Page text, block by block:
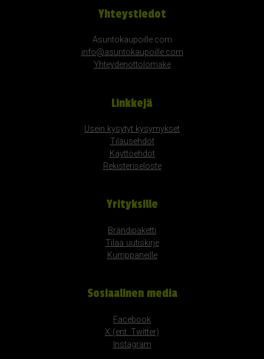
Yhteystiedot
Asuntokaupoille.com
info@asuntokaupoille.com
Yhteydenottolomake
Linkkejä
Usein kysytyt kysymykset
Tilausehdot
Käyttöehdot
Rekisteriseloste
Yrityksille
Brändipaketti
Tilaa uutiskirje
Kumppaneille
Sosiaalinen media
Facebook
X (ent. Twitter)
Instagram